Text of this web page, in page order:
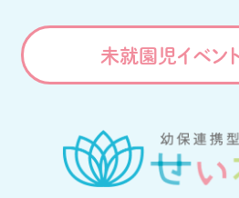
未就園児イベン